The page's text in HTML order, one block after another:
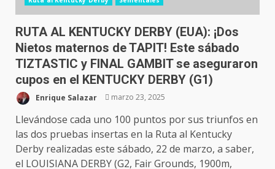
RUTA AL KENTUCKY DERBY (EUA): ¡Dos
Nietos maternos de TAPIT! Este sábado
TIZTASTIC y FINAL GAMBIT se aseguraron
cupos en el KENTUCKY DERBY (G1)
Enrique Salazar marzo 23, 2025
Llevándose cada uno 100 puntos por sus triunfos en
las dos pruebas insertas en la Ruta al Kentucky
Derby realizadas este sábado, 22 de marzo, a saber,
el LOUISIANA DERBY (G2, Fair Grounds, 1900m,